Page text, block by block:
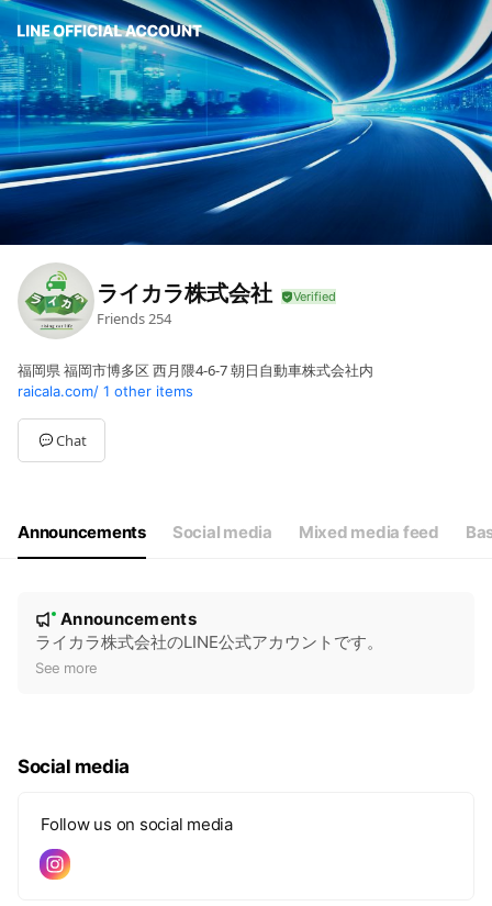
ライカラ株式会社
Friends254
福岡県 福岡市博多区 西月隈4-6-7 朝日自動車株式会社内
raicala.com/ 1 other items
Chat
Announcements Social media Mixed media feed
e
New
Announcements
ライカラ株式会社のLINE公式アカウントです。
See more
Social media
Follow us on social media